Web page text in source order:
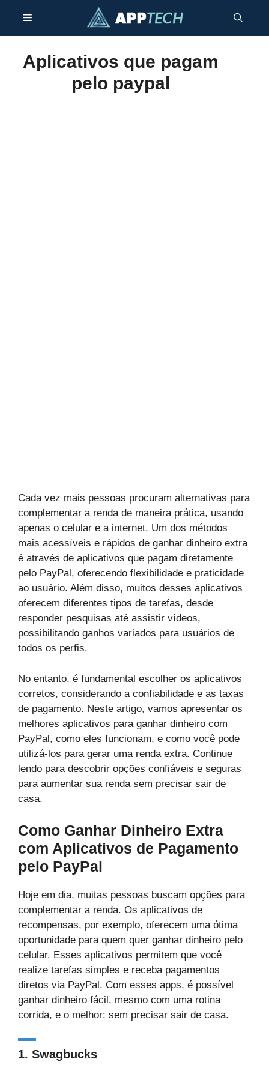
content
Menu
Aplicativos que pagam
pelo paypal
Cada vez mais pessoas procuram alternativas para
complementar a renda de maneira prática, usando
apenas o celular e a internet. Um dos métodos
mais acessíveis e rápidos de ganhar dinheiro extra
é através de aplicativos que pagam diretamente
pelo PayPal, oferecendo flexibilidade e praticidade
ao usuário. Além disso, muitos desses aplicativos
oferecem diferentes tipos de tarefas, desde
responder pesquisas até assistir vídeos,
possibilitando ganhos variados para usuários de
todos os perfis.
No entanto, é fundamental escolher os aplicativos
corretos, considerando a confiabilidade e as taxas
de pagamento. Neste artigo, vamos apresentar os
melhores aplicativos para ganhar dinheiro com
PayPal, como eles funcionam, e como você pode
utilizá-los para gerar uma renda extra. Continue
lendo para descobrir opções confiáveis e seguras
para aumentar sua renda sem precisar sair de
casa.
Como Ganhar Dinheiro Extra
com Aplicativos de Pagamento
pelo PayPal
Hoje em dia, muitas pessoas buscam opções para
complementar a renda. Os aplicativos de
recompensas, por exemplo, oferecem uma ótima
oportunidade para quem quer ganhar dinheiro pelo
celular. Esses aplicativos permitem que você
realize tarefas simples e receba pagamentos
diretos via PayPal. Com esses apps, é possível
ganhar dinheiro fácil, mesmo com uma rotina
corrida, e o melhor: sem precisar sair de casa.
1. Swagbucks